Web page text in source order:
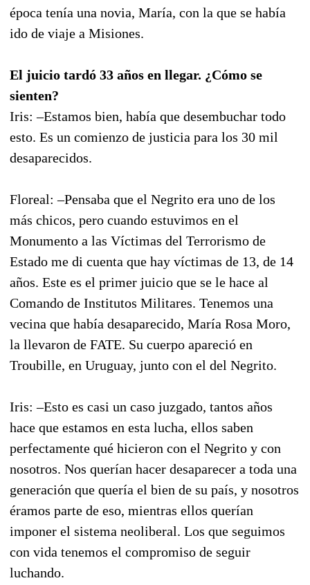
época tenía una novia, María, con la que se había
ido de viaje a Misiones.
El juicio tardó 33 años en llegar. ¿Cómo se
sienten?
Iris: –Estamos bien, había que desembuchar todo
esto. Es un comienzo de justicia para los 30 mil
desaparecidos.
Floreal: –Pensaba que el Negrito era uno de los
más chicos, pero cuando estuvimos en el
Monumento a las Víctimas del Terrorismo de
Estado me di cuenta que hay víctimas de 13, de 14
años. Este es el primer juicio que se le hace al
Comando de Institutos Militares. Tenemos una
vecina que había desaparecido, María Rosa Moro,
la llevaron de FATE. Su cuerpo apareció en
Troubille, en Uruguay, junto con el del Negrito.
Iris: –Esto es casi un caso juzgado, tantos años
hace que estamos en esta lucha, ellos saben
perfectamente qué hicieron con el Negrito y con
nosotros. Nos querían hacer desaparecer a toda una
generación que quería el bien de su país, y nosotros
éramos parte de eso, mientras ellos querían
imponer el sistema neoliberal. Los que seguimos
con vida tenemos el compromiso de seguir
luchando.